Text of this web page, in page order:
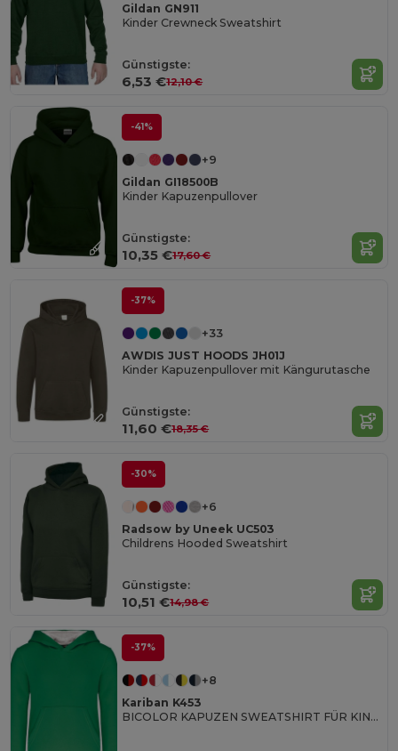
Gildan GN911
Kinder Crewneck Sweatshirt
Günstigste:
6,53 €12,10 €
-41%
+9
Gildan GI18500B
Kinder Kapuzenpullover
Günstigste:
10,35 €17,60 €
-37%
+33
AWDIS JUST HOODS JH01J
Kinder Kapuzenpullover mit Kängurutasche
Günstigste:
11,60 €18,35 €
-30%
+6
Radsow by Uneek UC503
Childrens Hooded Sweatshirt
Günstigste:
10,51 €14,98 €
-37%
+8
Kariban K453
BICOLOR KAPUZEN SWEATSHIRT FÜR KINDER